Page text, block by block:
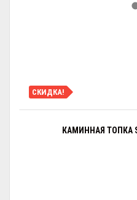
СКИДКА!
КАМИННАЯ ТОПКА